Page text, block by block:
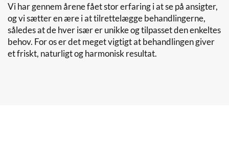
Vi har gennem årene fået stor erfaring i at se på ansigter,
og vi sætter en ære i at tilrettelægge behandlingerne,
således at de hver især er unikke og tilpasset den enkeltes
behov. For os er det meget vigtigt at behandlingen giver
et friskt, naturligt og harmonisk resultat.